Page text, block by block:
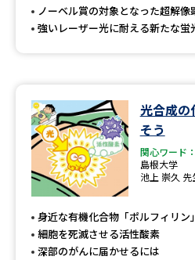
ノーベル賞の対象となった超解像
強いレーザー光に耐える新たな蛍
光合成の
そう
関心ワード
島根大学
池上 崇久 先
身近な有機化合物「ポルフィリン」
細胞を死滅させる活性酸素
深部のがんに届かせるには